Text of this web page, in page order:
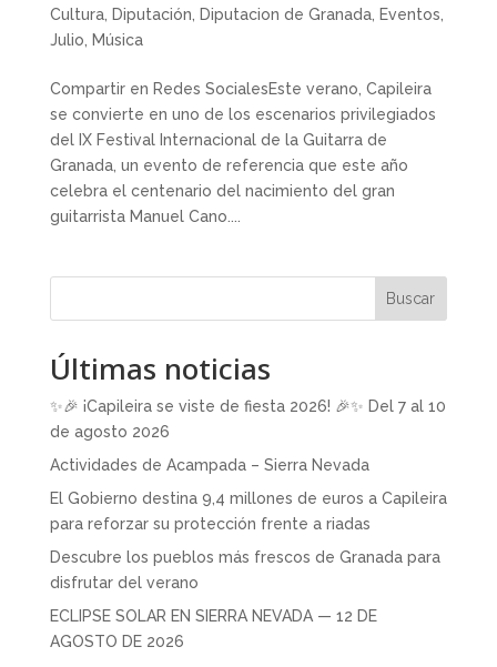
Cultura, Diputación, Diputacion de Granada, Eventos,
Julio, Música
Compartir en Redes SocialesEste verano, Capileira
se convierte en uno de los escenarios privilegiados
del IX Festival Internacional de la Guitarra de
Granada, un evento de referencia que este año
celebra el centenario del nacimiento del gran
guitarrista Manuel Cano....
Buscar
Últimas noticias
✨🎉 ¡Capileira se viste de fiesta 2026! 🎉✨ Del 7 al 10
de agosto 2026
Actividades de Acampada – Sierra Nevada
El Gobierno destina 9,4 millones de euros a Capileira
para reforzar su protección frente a riadas
Descubre los pueblos más frescos de Granada para
disfrutar del verano
ECLIPSE SOLAR EN SIERRA NEVADA — 12 DE
AGOSTO DE 2026